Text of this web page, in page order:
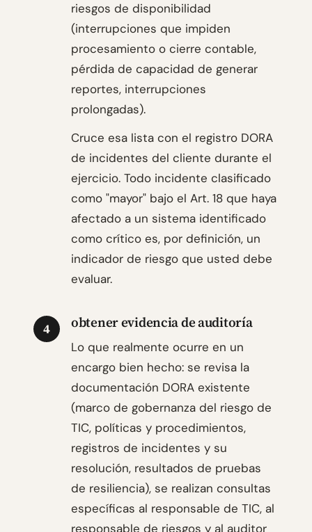
riesgos de disponibilidad
(interrupciones que impiden
procesamiento o cierre contable,
pérdida de capacidad de generar
reportes, interrupciones
prolongadas).
Cruce esa lista con el registro DORA
de incidentes del cliente durante el
ejercicio. Todo incidente clasificado
como "mayor" bajo el Art. 18 que haya
afectado a un sistema identificado
como crítico es, por definición, un
indicador de riesgo que usted debe
evaluar.
4 obtener evidencia de auditoría
Lo que realmente ocurre en un
encargo bien hecho: se revisa la
documentación DORA existente
(marco de gobernanza del riesgo de
TIC, políticas y procedimientos,
registros de incidentes y su
resolución, resultados de pruebas
de resiliencia), se realizan consultas
específicas al responsable de TIC, al
responsable de riesgos y al auditor